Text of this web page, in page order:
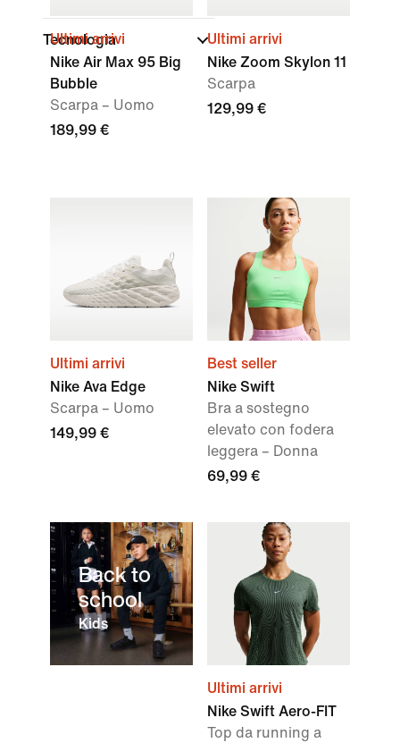
Tecnologia
Ultimi arrivi
Nike Air Max 95 Big
Bubble
Scarpa – Uomo
189,99 €
Ultimi arrivi
Nike Zoom Skylon 11
Scarpa
129,99 €
Ultimi arrivi
Nike Ava Edge
Scarpa – Uomo
149,99 €
Best seller
Nike Swift
Bra a sostegno
elevato con fodera
leggera – Donna
69,99 €
Back to
school
Kids
Ultimi arrivi
Nike Swift Aero-FIT
Top da running a